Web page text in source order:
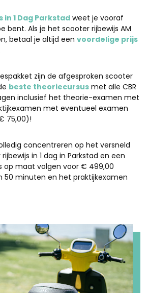
in 1 Dag Parkstad weet je vooraf
bent. Als je het scooter rijbewijs AM
betaal je altijd een voordelige prijs
zijn de afgesproken scooter
beste theoriecursus met alle CBR
inclusief het theorie-examen met
met eventueel examen
75,00)!
concentreren op het versneld
in 1 dag in Parkstad en een
op maat volgen voor € 499,00
50 minuten en het praktijkexamen